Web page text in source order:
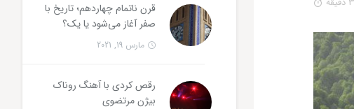
قرن ناتمام چهاردهم؛ تاریخ با
صفر آغاز می‌شود یا یک؟
مارس 19, 2021
رقص کردی با آهنگ روناک
بیژن مرتضوی